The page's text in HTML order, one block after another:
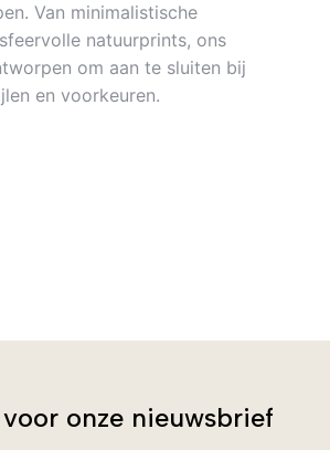
Van minimalistische
natuurprints, ons
om aan te sluiten bij
en voorkeuren.
onze nieuwsbrief